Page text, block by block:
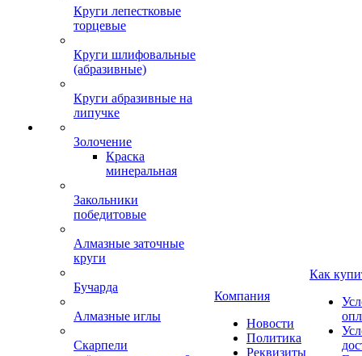
Круги лепестковые
торцевые
Круги шлифовальные
(абразивные)
Круги абразивные на
липучке
Золочение
Краска
минеральная
Закольники
победитовые
Алмазные заточные
круги
Бучарда
Алмазные иглы
Скарпели
Компания
Новости
Политика
Реквизиты
Как